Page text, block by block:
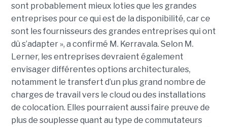
sont probablement mieux loties que les grandes
entreprises pour ce qui est de la disponibilité, car ce
sont les fournisseurs des grandes entreprises qui ont
dû s’adapter », a confirmé M. Kerravala. Selon M.
Lerner, les entreprises devraient également
envisager différentes options architecturales,
notamment le transfert d’un plus grand nombre de
charges de travail vers le cloud ou des installations
de colocation. Elles pourraient aussi faire preuve de
plus de souplesse quant au type de commutateurs